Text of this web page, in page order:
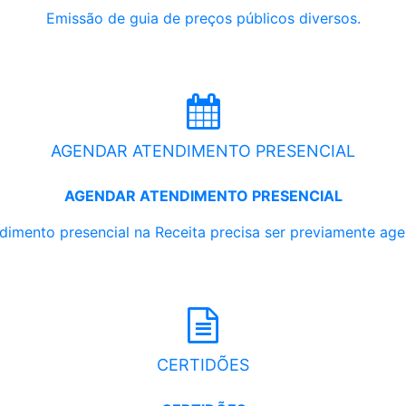
Emissão de guia de preços públicos diversos.
AGENDAR ATENDIMENTO PRESENCIAL
AGENDAR ATENDIMENTO PRESENCIAL
presencial na Receita precisa ser previamente
CERTIDÕES